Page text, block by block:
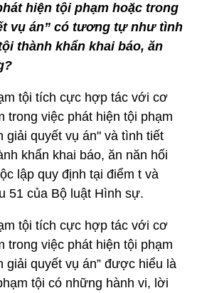
hiện tội phạm hoặc trong
vụ án” có tương tự như tình
thành khẩn khai báo, ăn
tội tích cực hợp tác với cơ
trong việc phát hiện tội phạm
giải quyết vụ án" và tình tiết
khẩn khai báo, ăn năn hối
lập quy định tại điểm t và
51 của Bộ luật Hình sự.
tội tích cực hợp tác với cơ
trong việc phát hiện tội phạm
giải quyết vụ án” được hiểu là
tội có những hành vi, lời